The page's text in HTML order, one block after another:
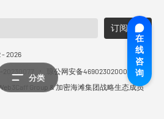
在
线
咨
询
2026
订阅简报
琼公网安备46902302000732号
Group & 加密海滩集团战略生态成员
分类